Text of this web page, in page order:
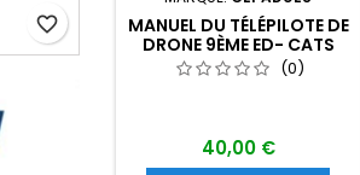
favorite_border
MANUEL DU TÉLÉPILOTE DE
DRONE 9ÈME ED- CATS
(0)
40,00 €